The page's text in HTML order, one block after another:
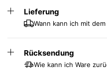
inkl. Stoffhülle,
Handpumpe, 2
Verschlussheber +
Hülle abnehmbar
Das Set wird
Lieferung
Wann kann ich mit
Rücksendung
Wie kann ich Ware